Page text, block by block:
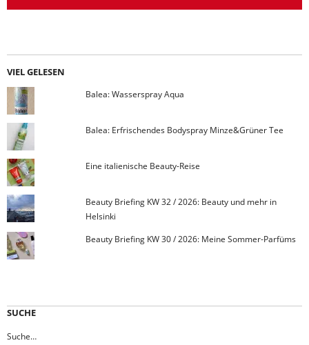
VIEL GELESEN
Balea: Wasserspray Aqua
Balea: Erfrischendes Bodyspray Minze&Grüner Tee
Eine italienische Beauty-Reise
Beauty Briefing KW 32 / 2026: Beauty und mehr in
Helsinki
Beauty Briefing KW 30 / 2026: Meine Sommer-Parfüms
SUCHE